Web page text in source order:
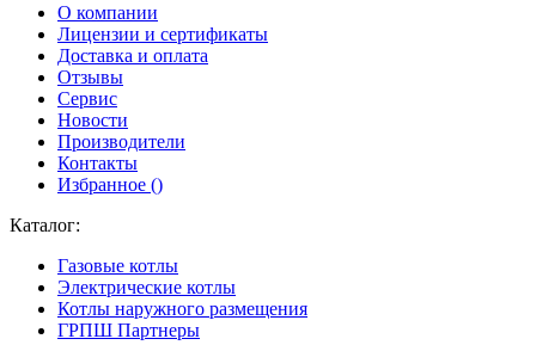
О компании
Лицензии и сертификаты
Доставка и оплата
Отзывы
Сервис
Новости
Производители
Контакты
Избранное ()
Каталог:
Газовые котлы
Электрические котлы
Котлы наружного размещения
ГРПШ Партнеры